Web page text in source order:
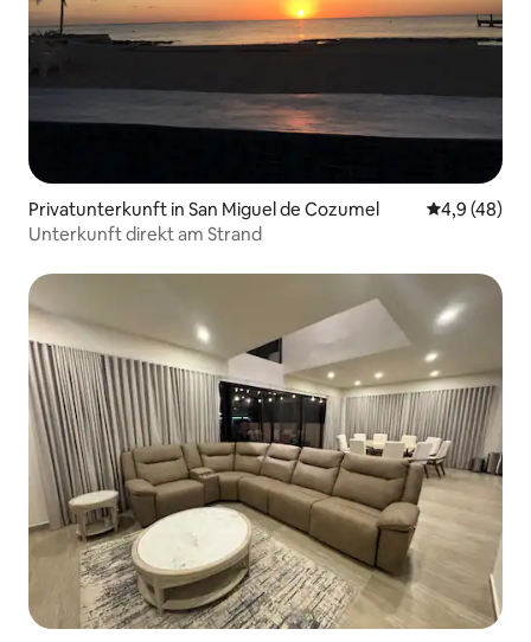
Privatunterkunft in San Miguel de Cozumel
4,9 (48)
Unterkunft direkt am Strand